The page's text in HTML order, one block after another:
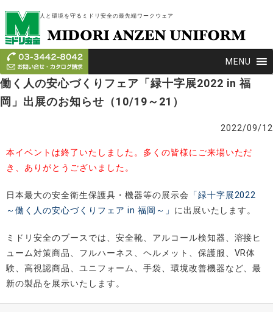
人と環境を守るミドリ安全の最先端ワークウェア
MENU
働く人の安心づくりフェア「緑十字展2022 in 福
岡」出展のお知らせ（10/19～21）
2022/09/12
本イベントは終了いたしました。多くの皆様にご来場いただ
き、ありがとうございました。
日本最大の安全衛生保護具・機器等の展示会
「緑十字展2022
～働く人の安心づくりフェア in 福岡～」 に出展いたします。
ミドリ安全のブースでは、安全靴、アルコール検知器、溶接ヒ
ューム対策商品、フルハーネス、ヘルメット、保護服、VR体
験、高視認商品、ユニフォーム、手袋、環境改善機器など、最
新の製品を展示いたします。